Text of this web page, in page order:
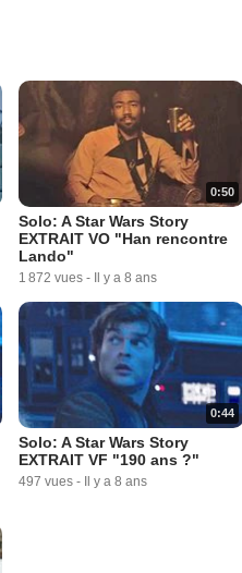
0:50
Solo: A Star Wars Story
EXTRAIT VO "Han rencontre
Lando"
1 872 vues - Il y a 8 ans
0:44
Solo: A Star Wars Story
EXTRAIT VF "190 ans ?"
497 vues - Il y a 8 ans